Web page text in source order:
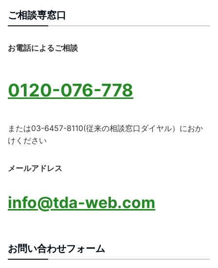
ご相談専窓口
お電話によるご相談
0120-076-778
または03-6457-8110(従来の相談窓口ダイヤル）におか
けください
メールアドレス
info@tda-web.com
お問い合わせフォーム